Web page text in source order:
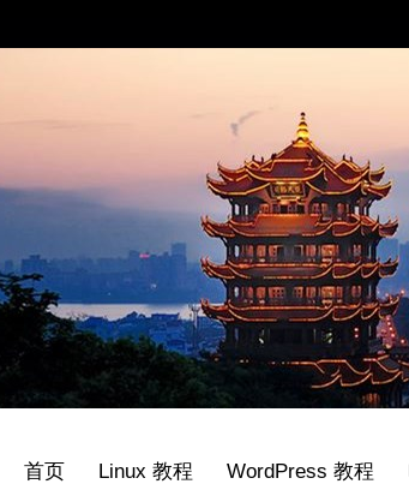
首页 Linux 教程 WordPress 教程